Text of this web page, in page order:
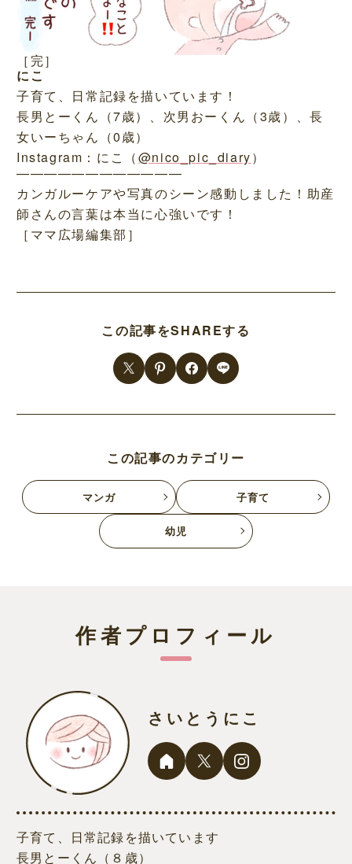
［完］
にこ
子育て、日常記録を描いています！
長男とーくん（7歳）、次男おーくん（3歳）、長
女いーちゃん（0歳）
Instagram：にこ（@nico_pic_diary）
————————————
カンガルーケアや写真のシーン感動しました！助産
師さんの言葉は本当に心強いです！
［ママ広場編集部］
この記事をSHAREする
この記事のカテゴリー
マンガ 子育て
幼児
作者プロフィール
さいとうにこ
子育て、日常記録を描いています
長男とーくん（８歳）